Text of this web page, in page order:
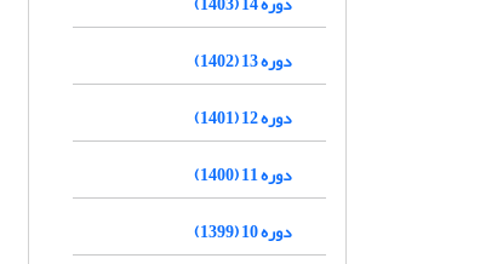
دوره 13 (1402)
دوره 12 (1401)
دوره 11 (1400)
دوره 10 (1399)